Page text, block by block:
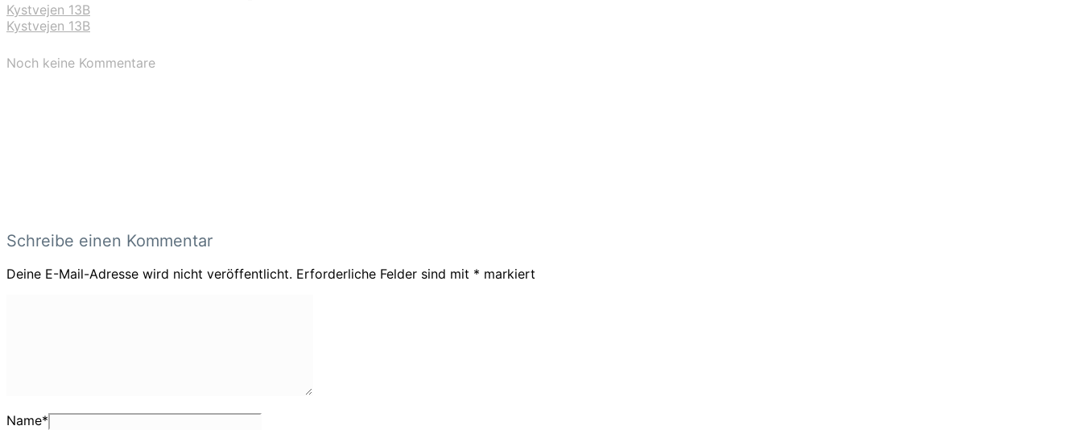
Kystvejen 13B
Kystvejen 13B
Noch keine Kommentare
Schreibe einen Kommentar
Deine E-Mail-Adresse wird nicht veröffentlicht. Erforderliche Felder sind mit * markiert
Name*